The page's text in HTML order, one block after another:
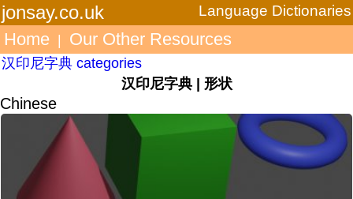
jonsay.co.uk Language Dictionaries
Home Our Other Resources
汉印尼字典 categories
汉印尼字典 | 形状
Chinese